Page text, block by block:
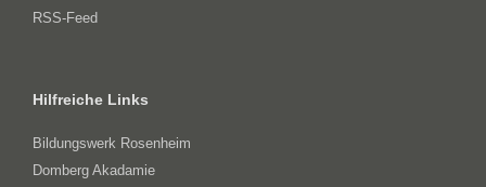
RSS-Feed
Hilfreiche Links
Bildungswerk Rosenheim
Domberg Akadamie